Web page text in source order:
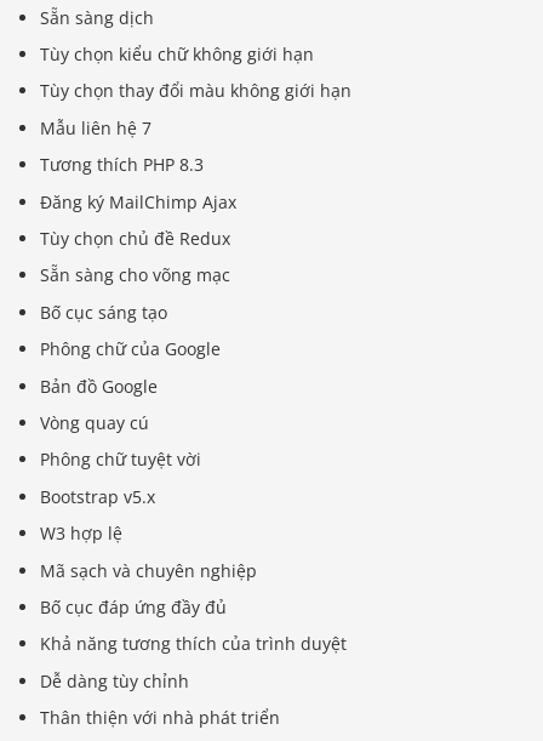
Sẵn sàng dịch
Tùy chọn kiểu chữ không giới hạn
Tùy chọn thay đổi màu không giới hạn
Mẫu liên hệ 7
Tương thích PHP 8.3
Đăng ký MailChimp Ajax
Tùy chọn chủ đề Redux
Sẵn sàng cho võng mạc
Bố cục sáng tạo
Phông chữ của Google
Bản đồ Google
Vòng quay cú
Phông chữ tuyệt vời
Bootstrap v5.x
W3 hợp lệ
Mã sạch và chuyên nghiệp
Bố cục đáp ứng đầy đủ
Khả năng tương thích của trình duyệt
Dễ dàng tùy chỉnh
Thân thiện với nhà phát triển